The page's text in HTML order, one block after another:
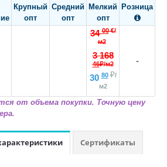
КМ2
ТеплоЗвукоИзоляционной основе
Крупный
опт
Средний
опт
Мелкий
опт
Розница

3400€/
м2
3 168
46₽/м2
3080 ₽/
м2
-
от объема покупки. Точную цену
Сертификаты